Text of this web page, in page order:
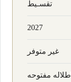
تقسـيط
2027
غير متوفر
اطلاله مفتوحه